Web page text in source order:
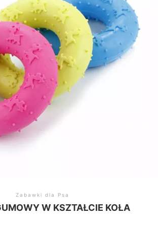
Zabawki dla Psa
W KSZTAŁCIE KOŁA